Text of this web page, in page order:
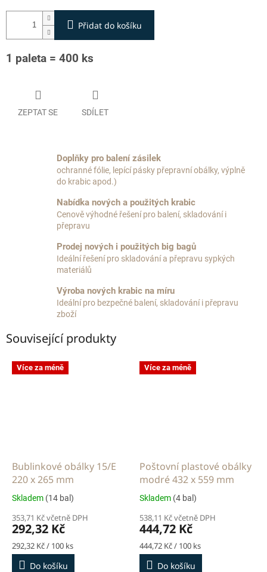
Přidat do košíku
1 paleta = 400 ks
ZEPTAT SE SDÍLET
Doplňky pro balení zásilek
ochranné fólie, lepící pásky přepravní obálky, výplně
do krabic apod.)
Nabídka nových a použitých krabic
Cenově výhodné řešení pro balení, skladování i
přepravu
Prodej nových i použitých big bagů
Ideální řešení pro skladování a přepravu sypkých
materiálů
Výroba nových krabic na míru
Ideální pro bezpečné balení, skladování i přepravu
zboží
Související produkty
Více za méně
Bublinkové obálky 15/E
220 x 265 mm
Skladem (14 bal)
353,71 Kč včetně DPH
292,32 Kč
Měrná
cena:
292,32 Kč / 100 ks
Do košíku
Více za méně
Poštovní plastové obálky
modré 432 x 559 mm
Skladem (4 bal)
538,11 Kč včetně DPH
444,72 Kč
Měrná
cena:
444,72 Kč / 100 ks
Do košíku